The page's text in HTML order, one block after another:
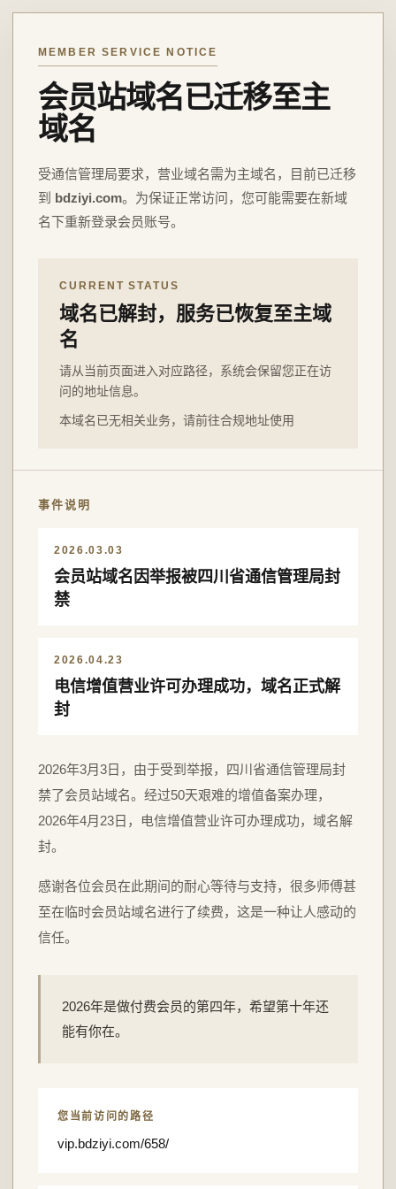
MEMBER SERVICE NOTICE
会员站域名已迁移至主
域名
受通信管理局要求，营业域名需为主域名，目前已迁移
到 bdziyi.com。为保证正常访问，您可能需要在新域
名下重新登录会员账号。
CURRENT STATUS
域名已解封，服务已恢复至主域
名
请从当前页面进入对应路径，系统会保留您正在访
问的地址信息。
本域名已无相关业务，请前往合规地址使用
事件说明
2026.03.03
会员站域名因举报被四川省通信管理局封
禁
2026.04.23
电信增值营业许可办理成功，域名正式解
封
2026年3月3日，由于受到举报，四川省通信管理局封
禁了会员站域名。经过50天艰难的增值备案办理，
2026年4月23日，电信增值营业许可办理成功，域名解
封。
感谢各位会员在此期间的耐心等待与支持，很多师傅甚
至在临时会员站域名进行了续费，这是一种让人感动的
信任。
2026年是做付费会员的第四年，希望第十年还
能有你在。
您当前访问的路径
vip.bdziyi.com/658/